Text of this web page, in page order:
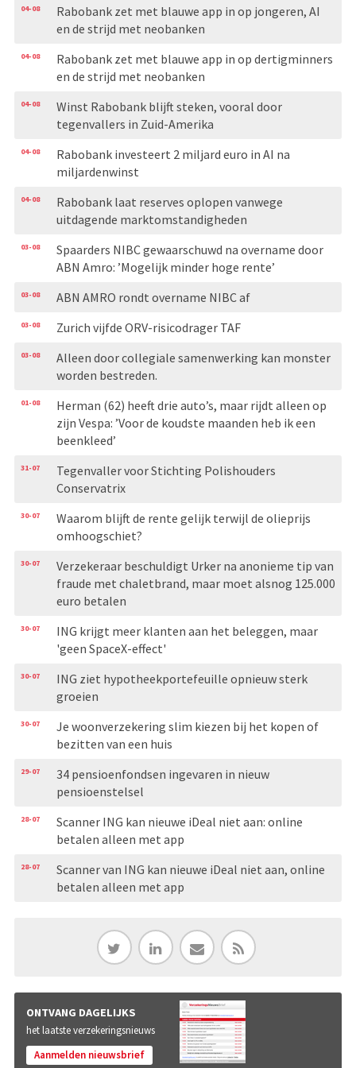
04-08
Rabobank zet met blauwe app in op jongeren, AI
en de strijd met neobanken
04-08
Rabobank zet met blauwe app in op dertigminners
en de strijd met neobanken
04-08
Winst Rabobank blijft steken, vooral door
tegenvallers in Zuid-Amerika
04-08
Rabobank investeert 2 miljard euro in AI na
miljardenwinst
04-08
Rabobank laat reserves oplopen vanwege
uitdagende marktomstandigheden
03-08
Spaarders NIBC gewaarschuwd na overname door
ABN Amro: ’Mogelijk minder hoge rente’
03-08 ABN AMRO rondt overname NIBC af
03-08 Zurich vijfde ORV-risicodrager TAF
03-08
Alleen door collegiale samenwerking kan monster
worden bestreden.
01-08
Herman (62) heeft drie auto’s, maar rijdt alleen op
zijn Vespa: ’Voor de koudste maanden heb ik een
beenkleed’
31-07
Tegenvaller voor Stichting Polishouders
Conservatrix
30-07
Waarom blijft de rente gelijk terwijl de olieprijs
omhoogschiet?
30-07
Verzekeraar beschuldigt Urker na anonieme tip van
fraude met chaletbrand, maar moet alsnog 125.000
euro betalen
30-07
ING krijgt meer klanten aan het beleggen, maar
'geen SpaceX-effect'
30-07
ING ziet hypotheekportefeuille opnieuw sterk
groeien
30-07
Je woonverzekering slim kiezen bij het kopen of
bezitten van een huis
29-07
34 pensioenfondsen ingevaren in nieuw
pensioenstelsel
28-07
Scanner ING kan nieuwe iDeal niet aan: online
betalen alleen met app
28-07
Scanner van ING kan nieuwe iDeal niet aan, online
betalen alleen met app
ONTVANG DAGELIJKS
het laatste verzekeringsnieuws
Aanmelden nieuwsbrief